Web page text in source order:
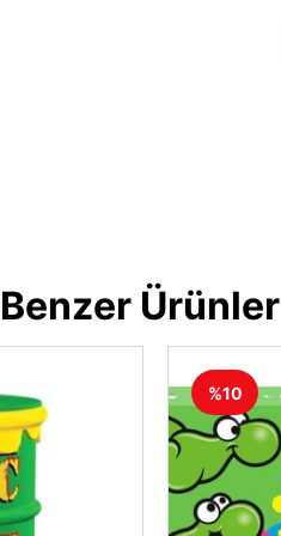
Benzer Ürünler
%10